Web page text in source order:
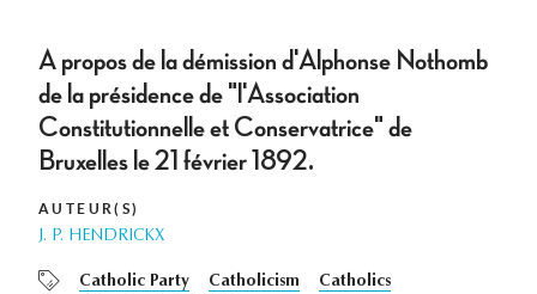
A propos de la démission d'Alphonse Nothomb
de la présidence de "l'Association
Constitutionnelle et Conservatrice" de
Bruxelles le 21 février 1892.
AUTEUR(S)
J. P. HENDRICKX
Catholic Party Catholicism
Catholics